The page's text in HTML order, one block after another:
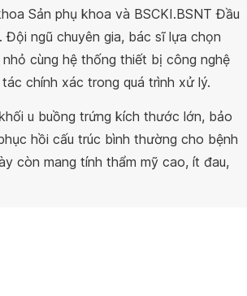
Sản phụ khoa và BSCKI.BSNT Đầu
Đội ngũ chuyên gia, bác sĩ lựa chọn
cùng hệ thống thiết bị công nghệ
chính xác trong quá trình xử lý.
u buồng trứng kích thước lớn, bảo
hồi cấu trúc bình thường cho bệnh
còn mang tính thẩm mỹ cao, ít đau,